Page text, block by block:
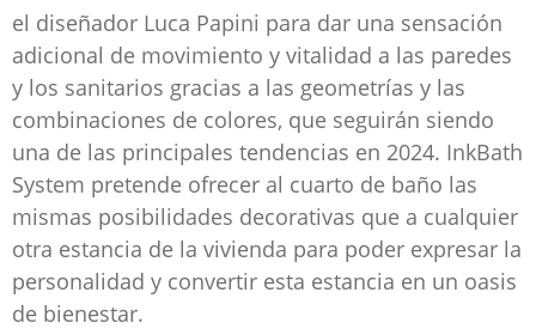
el diseñador Luca Papini para dar una sensación
adicional de movimiento y vitalidad a las paredes
y los sanitarios gracias a las geometrías y las
combinaciones de colores, que seguirán siendo
una de las principales tendencias en 2024. InkBath
System pretende ofrecer al cuarto de baño las
mismas posibilidades decorativas que a cualquier
otra estancia de la vivienda para poder expresar la
personalidad y convertir esta estancia en un oasis
de bienestar.